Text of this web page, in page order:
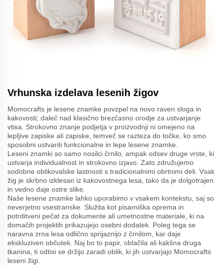
Vrhunska izdelava lesenih žigov
Momocrafts je lesene znamke povzpel na novo raven sloga in
kakovosti; daleč nad klasično brezčasno orodje za ustvarjanje
vtisa. Strokovno znanje podjetja v proizvodnji ni omejeno na
lepljive zapiske ali zapiske, temveč se razteza do točke, ko smo
sposobni ustvariti funkcionalne in lepe lesene znamke.
Leseni znamki so samo nosilci črnilo, ampak odsev druge vrste, ki
ustvarja individualnost in strokovno izjavo. Zato združujemo
sodobne oblikovalske lastnosti s tradicionalnimi obrtnimi deli. Vsak
žig je skrbno izklesan iz kakovostnega lesa, tako da je dolgotrajen
in vedno daje ostre slike.
Naše lesene znamke lahko uporabimo v vsakem kontekstu, saj so
neverjetno vsestranske. Služita kot pisarniška oprema in
potrditveni pečat za dokumente ali umetnostne materiale, ki na
domačih projektih prikazujejo osebni dodatek. Poleg tega se
naravna zrna lesa odlično sprijaznijo z črnilom, kar daje
ekskluziven občutek. Naj bo to papir, oblačila ali kakšna druga
tkanina, ti odtisi se držijo zaradi oblik, ki jih ustvarjajo Momocrafts
leseni žigi.